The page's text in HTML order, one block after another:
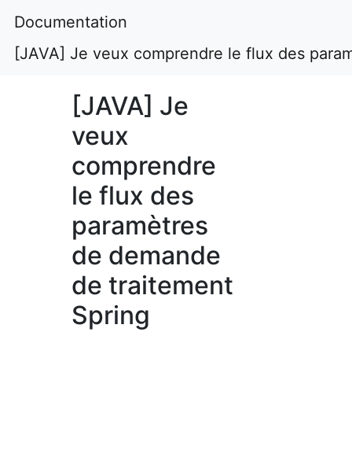
Documentation
[JAVA] Je veux comprendre le flux des
[JAVA] Je
veux
comprendre
le flux des
paramètres
de demande
de traitement
Spring